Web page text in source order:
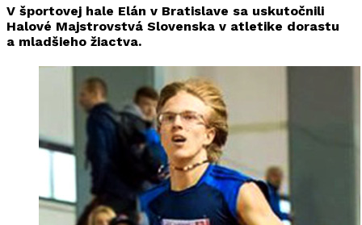
V športovej hale Elán v Bratislave sa uskutočnili
Halové Majstrovstvá Slovenska v atletike dorastu
a mladšieho žiactva.